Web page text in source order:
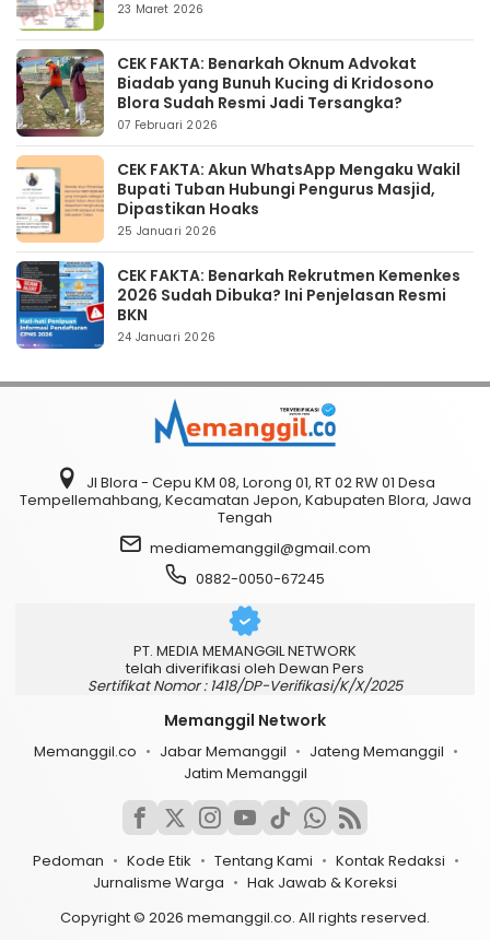
23 Maret 2026
CEK FAKTA: Benarkah Oknum Advokat
Biadab yang Bunuh Kucing di Kridosono
Blora Sudah Resmi Jadi Tersangka?
07 Februari 2026
CEK FAKTA: Akun WhatsApp Mengaku Wakil
Bupati Tuban Hubungi Pengurus Masjid,
Dipastikan Hoaks
25 Januari 2026
CEK FAKTA: Benarkah Rekrutmen Kemenkes
2026 Sudah Dibuka? Ini Penjelasan Resmi
BKN
24 Januari 2026
Jl Blora - Cepu KM 08, Lorong 01, RT 02 RW 01 Desa
Tempellemahbang, Kecamatan Jepon, Kabupaten Blora, Jawa
Tengah
mediamemanggil@gmail.com
0882-0050-67245
PT. MEDIA MEMANGGIL NETWORK
telah diverifikasi oleh Dewan Pers
Sertifikat Nomor : 1418/DP-Verifikasi/K/X/2025
Memanggil Network
Memanggil.co Jabar Memanggil
Jateng Memanggil
Jatim Memanggil
Pedoman Kode Etik Tentang Kami
Kontak Redaksi
Jurnalisme Warga
Hak Jawab & Koreksi
Copyright © 2026 memanggil.co. All rights reserved.